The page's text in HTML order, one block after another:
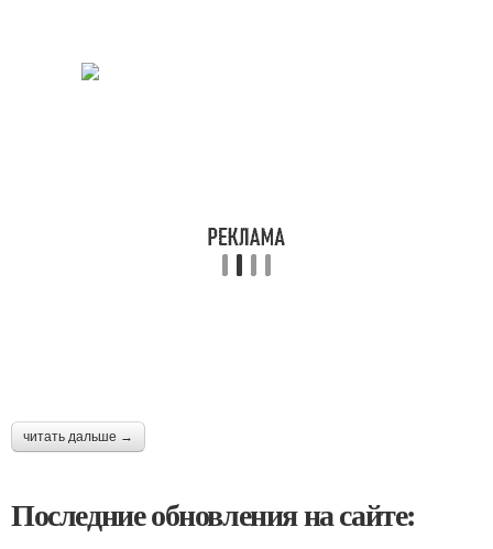
читать дальше →
Последние обновления на сайте: